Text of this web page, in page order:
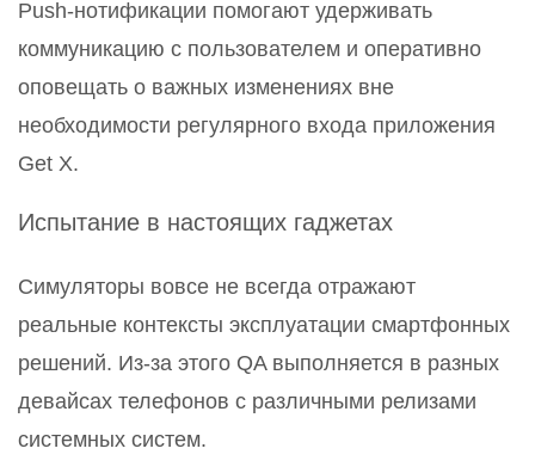
Push-нотификации помогают удерживать
коммуникацию с пользователем и оперативно
оповещать о важных изменениях вне
необходимости регулярного входа приложения
Get X.
Испытание в настоящих гаджетах
Симуляторы вовсе не всегда отражают
реальные контексты эксплуатации смартфонных
решений. Из-за этого QA выполняется в разных
девайсах телефонов с различными релизами
системных систем.